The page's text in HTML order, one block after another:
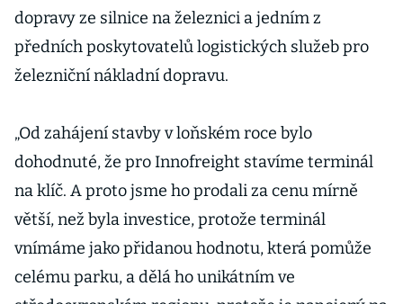
dopravy ze silnice na železnici a jedním z
předních poskytovatelů logistických služeb pro
železniční nákladní dopravu.
„Od zahájení stavby v loňském roce bylo
dohodnuté, že pro Innofreight stavíme terminál
na klíč. A proto jsme ho prodali za cenu mírně
větší, než byla investice, protože terminál
vnímáme jako přidanou hodnotu, která pomůže
celému parku, a dělá ho unikátním ve